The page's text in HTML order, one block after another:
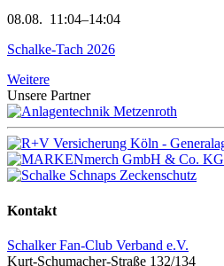
08.08. 11:04–14:04
Schalke-Tach 2026
Weitere
Unsere Partner
Kontakt
Schalker Fan-Club Verband e.V.
Kurt-Schumacher-Straße 132/134